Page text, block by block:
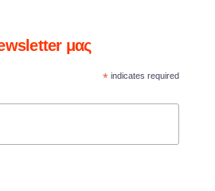
μας
*indicates required